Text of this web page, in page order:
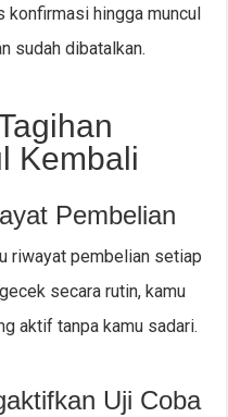
konfirmasi hingga muncul
sudah dibatalkan.
Kembali
Pembelian
riwayat pembelian setiap
secara rutin, kamu
aktif tanpa kamu sadari.
Uji Coba